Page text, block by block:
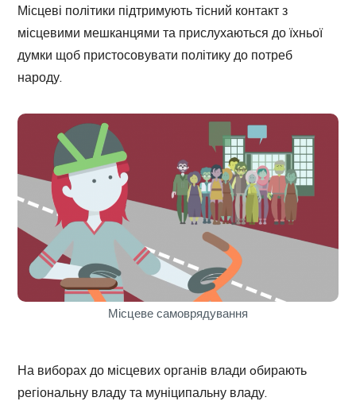
Місцеві політики підтримують тісний контакт з
місцевими мешканцями та прислухаються до їхньої
думки щоб пристосовувати політику до потреб
народу.
Місцеве самоврядування
На виборах до місцевих органів влади oбирають
регіональну владу та муніципальну владу.